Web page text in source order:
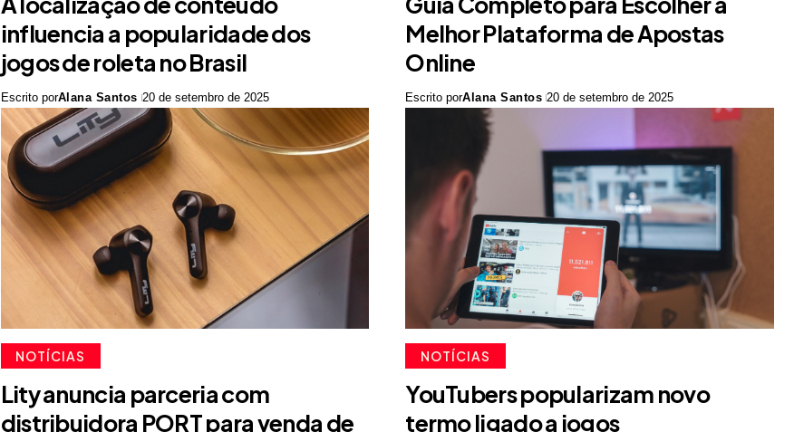
influencia a popularidade dos
jogos de roleta no Brasil
Escrito porAlana Santos 20 de setembro de 2025
Melhor Plataforma de Apostas
Online
Escrito porAlana Santos 20 de setembro de 2025
NOTÍCIAS
Lity anuncia parceria com
distribuidora PORT para venda de
NOTÍCIAS
YouTubers popularizam novo
termo ligado a jogos